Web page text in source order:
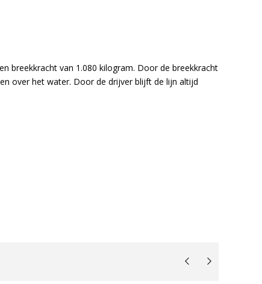
breekkracht van 1.080 kilogram. Door de breekkracht
over het water. Door de drijver blijft de lijn altijd